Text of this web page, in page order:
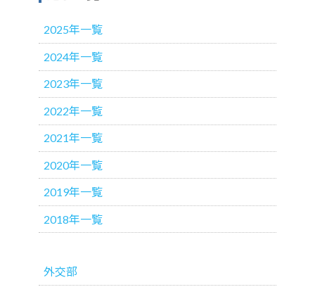
2025年一覧
2024年一覧
2023年一覧
2022年一覧
2021年一覧
2020年一覧
2019年一覧
2018年一覧
外交部